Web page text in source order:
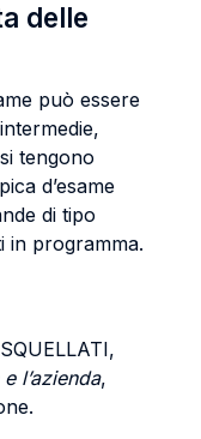
delle
può essere
tengono
d’esame
di tipo
in programma.
,
l’azienda,